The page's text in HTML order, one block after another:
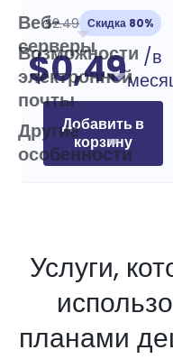
Веб-
серверы
Возможности
электронной
почты
Другие
особенности
$2.49 Скидка 80%
$0,49
/в
Добавить в
корзину
Услуги,
планами